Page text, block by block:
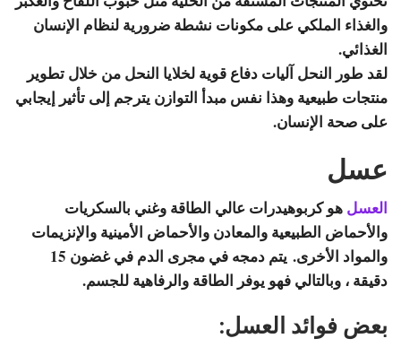
والغذاء الملكي على مكونات نشطة ضرورية لنظام الإنسان
الغذائي.
لقد طور النحل آليات دفاع قوية لخلايا النحل من خلال تطوير
منتجات طبيعية وهذا نفس مبدأ التوازن يترجم إلى تأثير إيجابي
على صحة الإنسان.
عسل
العسل هو كربوهيدرات عالي الطاقة وغني بالسكريات
والأحماض الطبيعية والمعادن والأحماض الأمينية والإنزيمات
والمواد الأخرى. يتم دمجه في مجرى الدم في غضون 15
دقيقة ، وبالتالي فهو يوفر الطاقة والرفاهية للجسم.
بعض فوائد العسل: